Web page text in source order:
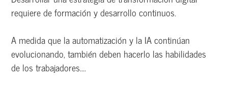
requiere de formación y desarrollo continuos.
A medida que la automatización y la IA continúan
evolucionando, también deben hacerlo las habilidades
de los trabajadores....